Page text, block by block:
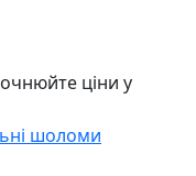
ціни у
шоломи